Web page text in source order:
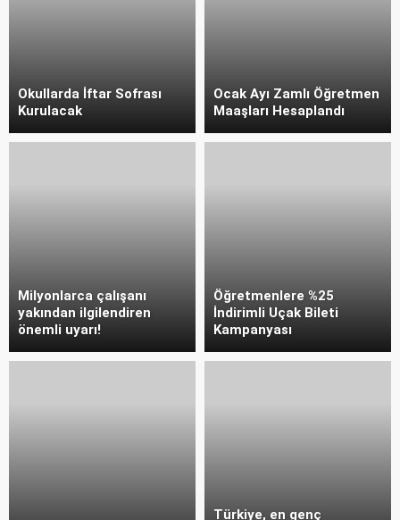
Okullarda İftar Sofrası
Kurulacak
Ocak Ayı Zamlı Öğretmen
Maaşları Hesaplandı
Milyonlarca çalışanı
yakından ilgilendiren
önemli uyarı!
Öğretmenlere %25
İndirimli Uçak Bileti
Kampanyası
Türkiye, en genç